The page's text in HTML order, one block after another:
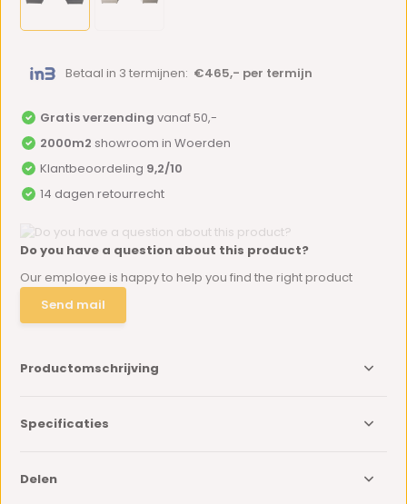
Betaal in 3 termijnen: €465,- per termijn
Gratis verzending vanaf 50,-
2000m2 showroom in Woerden
Klantbeoordeling 9,2/10
14 dagen retourrecht
Do you have a question about this product?
Our employee is happy to help you find the right product
Send mail
Productomschrijving
Specificaties
Delen